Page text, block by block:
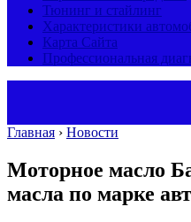
Тюнинг и стайлинг
Характеристики
Карта Сайта
Профессиональная
Главная › Новости
Моторное масло
масла по марке